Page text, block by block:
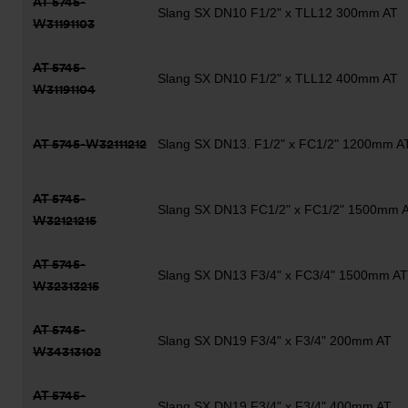
W31191103
Slang SX DN10 F1/2" x TLL12 300mm AT
AT 5745-
W31191104
Slang SX DN10 F1/2" x TLL12 400mm AT
AT 5745-W32111212 Slang SX DN13. F1/2" x FC1/2" 1200mm
AT 5745-
W32121215
Slang SX DN13 FC1/2" x FC1/2" 1500mm
AT 5745-
W32313215
Slang SX DN13 F3/4" x FC3/4" 1500mm AT
AT 5745-
W34313102
Slang SX DN19 F3/4" x F3/4" 200mm AT
AT 5745-